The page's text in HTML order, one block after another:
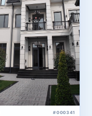
#000341